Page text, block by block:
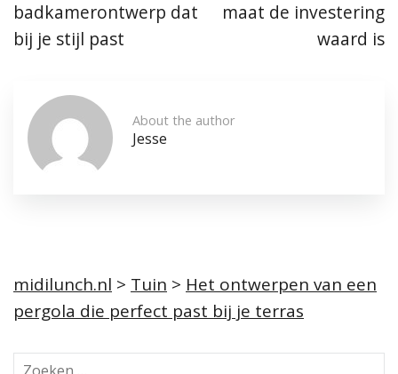
badkamerontwerp dat
bij je stijl past
maat de investering
waard is
About the author
Jesse
midilunch.nl > Tuin > Het ontwerpen van een
pergola die perfect past bij je terras